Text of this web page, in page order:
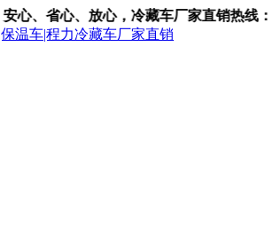
放心，冷藏车厂家直销热线：